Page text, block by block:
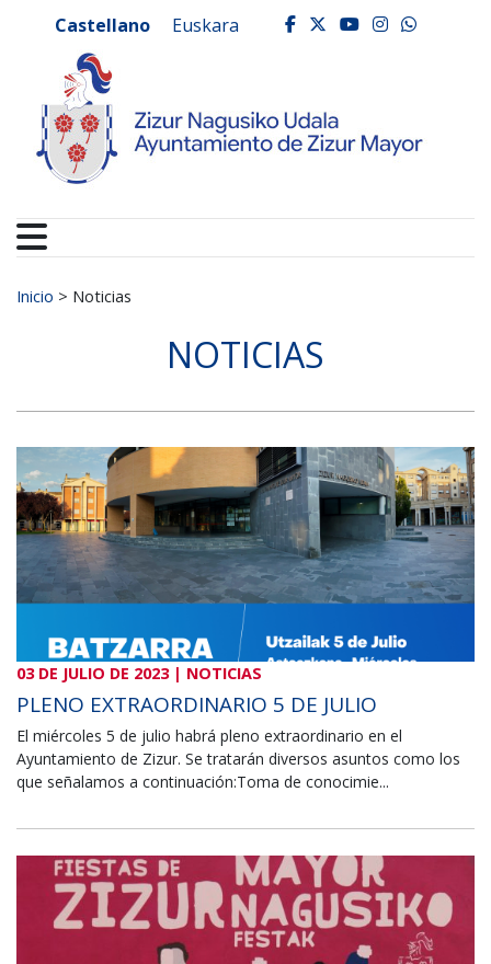
Ayuntamiento de
Castellano Euskara facebook
twitter
youtube
Buscar:
Inicio > Noticias
NOTICIAS
03 DE JULIO DE 2023 | NOTICIAS
PLENO EXTRAORDINARIO 5 DE JULIO
El miércoles 5 de julio habrá pleno extraordinario en el
Ayuntamiento de Zizur. Se tratarán diversos asuntos como los
que señalamos a continuación:Toma de conocimie...